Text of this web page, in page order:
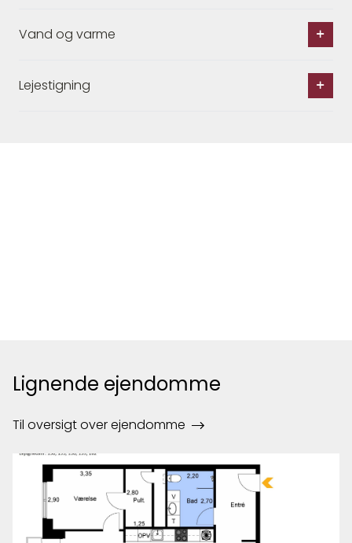
Vand og varme
Lejestigning
Lignende ejendomme
Til oversigt over ejendomme